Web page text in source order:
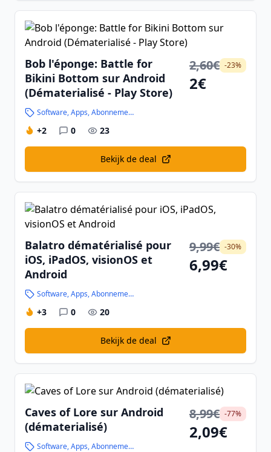
Bob l'éponge: Battle for
Bikini Bottom sur Android
(Dématerialisé - Play Store)
Software, Apps, Abonnementen en Handleidingen
2,60€ -23%
2€
+2 0 23
Bekijk de deal
Balatro dématérialisé pour
iOS, iPadOS, visionOS et
Android
Software, Apps, Abonnementen en Handleidingen
9,99€ -30%
6,99€
+3 0 20
Bekijk de deal
Caves of Lore sur Android
(dématerialisé)
Software, Apps, Abonnementen en Handleidingen
8,99€ -77%
2,09€